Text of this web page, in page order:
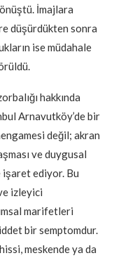
İmajlara
düşürdükten sonra
ise müdahale
hakkında
Arnavutköy’de bir
değil; akran
ve duygusal
işaret ediyor. Bu
izleyici
marifetleri
bir semptomdur.
meskende ya da